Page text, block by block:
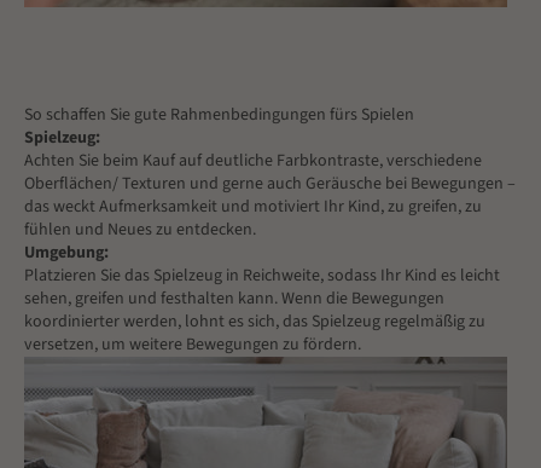
So schaffen Sie gute Rahmenbedingungen fürs Spielen
Spielzeug:
Achten Sie beim Kauf auf deutliche Farbkontraste, verschiedene
Oberflächen/ Texturen und gerne auch Geräusche bei Bewegungen –
das weckt Aufmerksamkeit und motiviert Ihr Kind, zu greifen, zu
fühlen und Neues zu entdecken.
Umgebung:
Platzieren Sie das Spielzeug in Reichweite, sodass Ihr Kind es leicht
sehen, greifen und festhalten kann. Wenn die Bewegungen
koordinierter werden, lohnt es sich, das Spielzeug regelmäßig zu
versetzen, um weitere Bewegungen zu fördern.